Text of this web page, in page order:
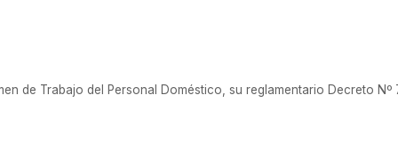
de Trabajo del Personal Doméstico, su reglamentario Decreto